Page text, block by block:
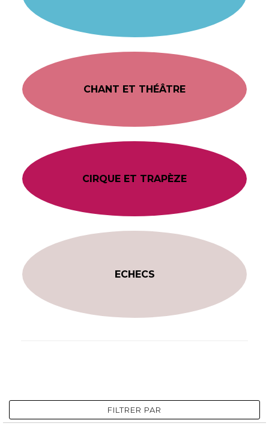
CHANT ET THÉÂTRE
CIRQUE ET TRAPÈZE
ECHECS
FILTRER PAR